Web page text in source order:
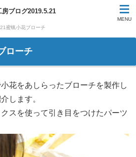
ブログ2019.5.21
MENU
蜜蝋小花ブローチ
ローチ
花をあしらったブローチを製作し
します。
スを使って引き目をつけたパーツ